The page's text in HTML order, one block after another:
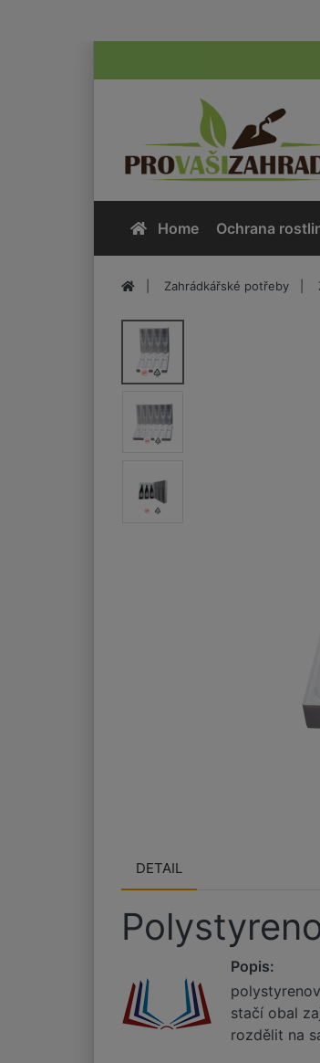
Home Ochrana
Zahrádkářské potřeby
DETAIL
Popis:
stačí obal
rozdělit na